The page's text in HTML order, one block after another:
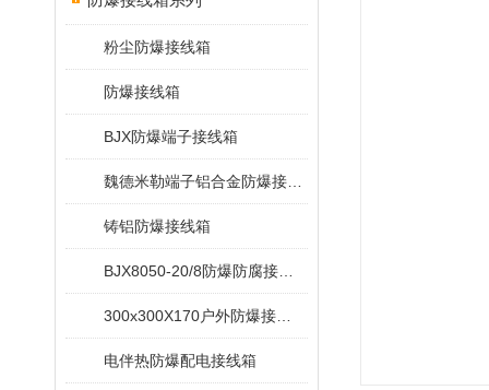
粉尘防爆接线箱
防爆接线箱
BJX防爆端子接线箱
铸铝防爆接线箱
电伴热防爆配电接线箱